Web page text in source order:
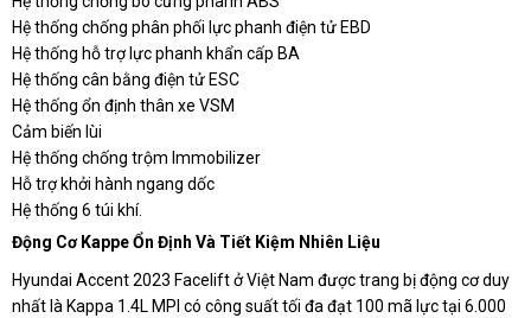
Hệ thống chống phân phối lực phanh điện tử EBD
Hệ thống hỗ trợ lực phanh khẩn cấp BA
Hệ thống cân bằng điện tử ESC
Hệ thống ổn định thân xe VSM
Cảm biến lùi
Hệ thống chống trộm Immobilizer
Hỗ trợ khởi hành ngang dốc
Hệ thống 6 túi khí.
Động Cơ Kappe Ổn Định Và Tiết Kiệm Nhiên Liệu
Hyundai Accent 2023 Facelift ở Việt Nam được trang bị động cơ duy
nhất là Kappa 1.4L MPI có công suất tối đa đạt 100 mã lực tại 6.000